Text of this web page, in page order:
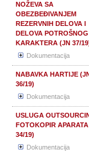
NOŽEVA SA
OBEZBEĐIVANJEM
REZERVNIH DELOVA I
DELOVA POTROŠNOG
KARAKTERA (JN 37/
Dokumentacija
NABAVKA HARTIJE
36/19)
Dokumentacija
USLUGA
FOTOKOPIR
34/19)
Dokumentacija